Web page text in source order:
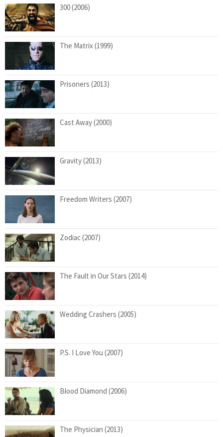
300 (2006)
The Matrix (1999)
Prisoners (2013)
Cast Away (2000)
Gravity (2013)
Freedom Writers (2007)
Zodiac (2007)
The Fault in Our Stars (2014)
Wedding Crashers (2005)
P.S. I Love You (2007)
Blood Diamond (2006)
The Physician (2013)